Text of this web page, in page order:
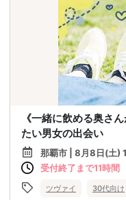
《一緒に飲める奥さ
たい男女の出会い
那覇市 | 8月8日(土)
受付終了まで11時間
ツヴァイ 30代向け